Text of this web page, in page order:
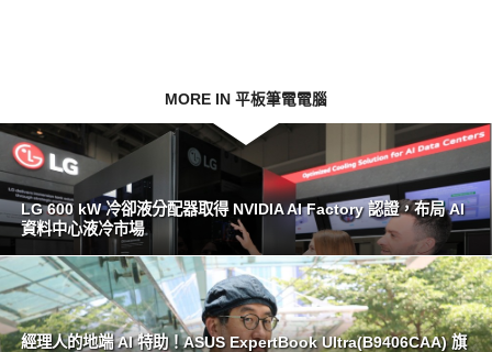
MORE IN 平板筆電電腦
LG 600 kW 冷卻液分配器取得 NVIDIA AI Factory 認證，布局 AI
資料中心液冷市場
經理人的地端 AI 特助！ASUS ExpertBook Ultra(B9406CAA) 旗